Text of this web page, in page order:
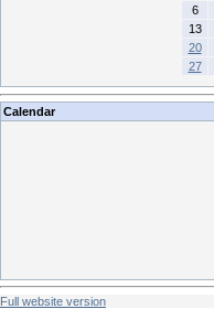
6
13
20
27
Calendar
Full website version